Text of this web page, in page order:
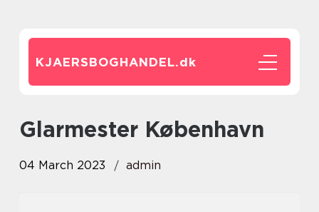
KJAERSBOGHANDEL.dk
glarmester København
04 March 2023 admin